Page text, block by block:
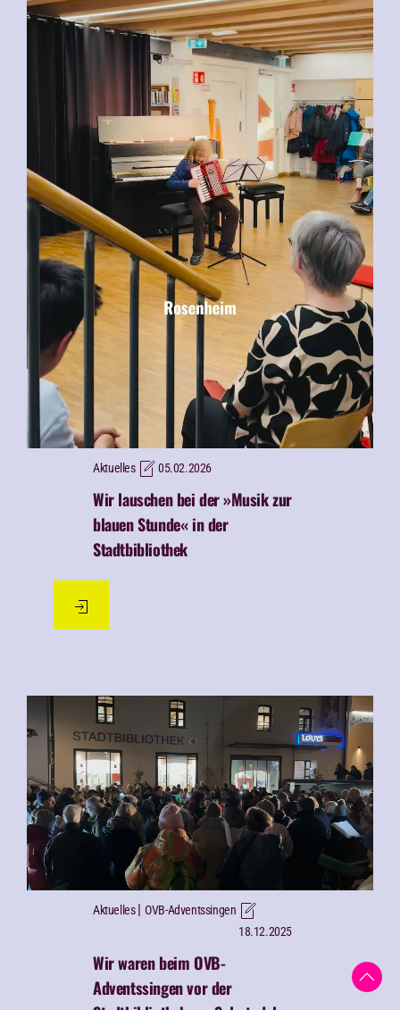
Aktuelles 05.02.2026
Wir lauschen bei der»Musik zur
blauen Stunde« in der
Stadtbibliothek
Aktuelles| OVB-Adventssingen
18.12.2025
Wir waren beim OVB-
Adventssingen vor der